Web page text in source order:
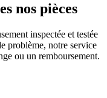
nos pièces
inspectée et testée
problème, notre service
ou un remboursement.